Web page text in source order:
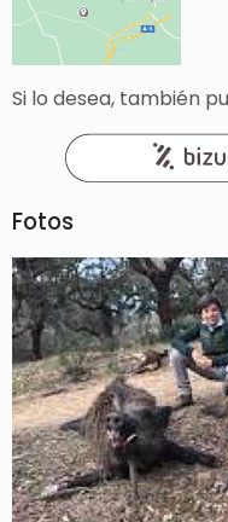
Si lo desea, también
Fotos